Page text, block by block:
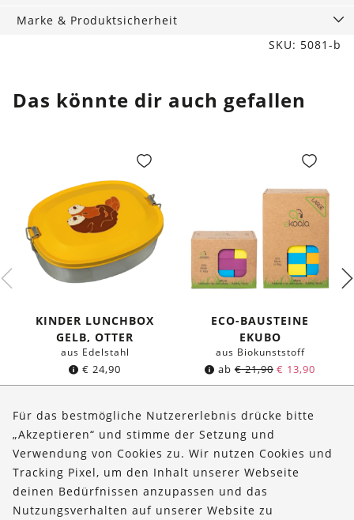
Marke & Produktsicherheit
SKU: 5081-b
Das könnte dir auch gefallen
KINDER LUNCHBOX
GELB, OTTER
aus Edelstahl
€ 24,90
ECO-BAUSTEINE
EKUBO
aus Biokunststoff
ab€21,90 € 13,90
Über uns
Bestellungen
Kontakt & Hilfe
Für das bestmögliche Nutzererlebnis drücke bitte
„Akzeptieren“ und stimme der Setzung und
Verwendung von Cookies zu. Wir nutzen Cookies und
Tracking Pixel, um den Inhalt unserer Webseite
deinen Bedürfnissen anzupassen und das
Nutzungsverhalten auf unserer Website zu